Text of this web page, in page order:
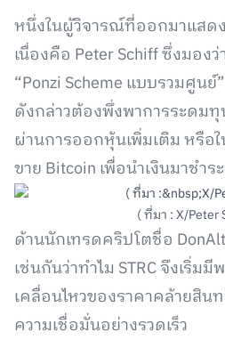
หนึ่งในผู้วิจารณ์ที่ออกมาแสด
เนื่องคือ Peter Schiff ซึ่งมอง
“Ponzi Scheme แบบรวมศูนย์
ดังกล่าวต้องพึ่งพาการระดม
ผ่านการออกหุ้นเพิ่มเติม หรือ
ขาย Bitcoin เพื่อนำเงินมาชำ
( ที่มา : X/Peter
ด้านนักเทรดคริปโตชื่อ
เช่นกันว่าทำไม STRC จึงเริ่ม
เคลื่อนไหวของราคาคล้ายสิ
ความเชื่อมั่นอย่างรวดเร็ว